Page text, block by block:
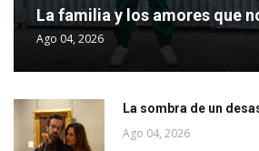
La familia y los amores que
Ago 04, 2026
La sombra de un
Ago 04, 2026